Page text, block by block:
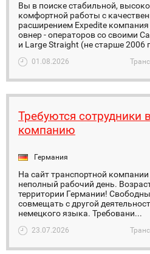
Вы в поиске стабильной,
комфортной работы с
расширением Expedite компания
овнер - операторов со своими
и Large Straight (не старше 2006
01.08.2026
Требуются сотрудники
компанию
Германия
На сайт транспортной
неполный рабочий день.
территории Германии!
совмещать с другой
немецкого языка. Требовани...
23.07.2026